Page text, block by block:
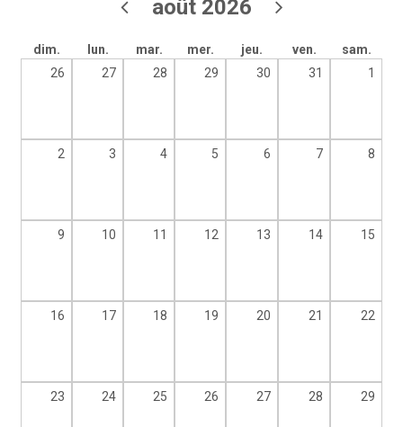
août 2026
dim. lun. mar. mer. jeu. ven.
sam.
26
27 28 29 30 31 1
2 3 4 5 6 7 8
9 10 11 12 13 14 15
16 17 18 19 20 21 22
23 24 25 26 27 28 29